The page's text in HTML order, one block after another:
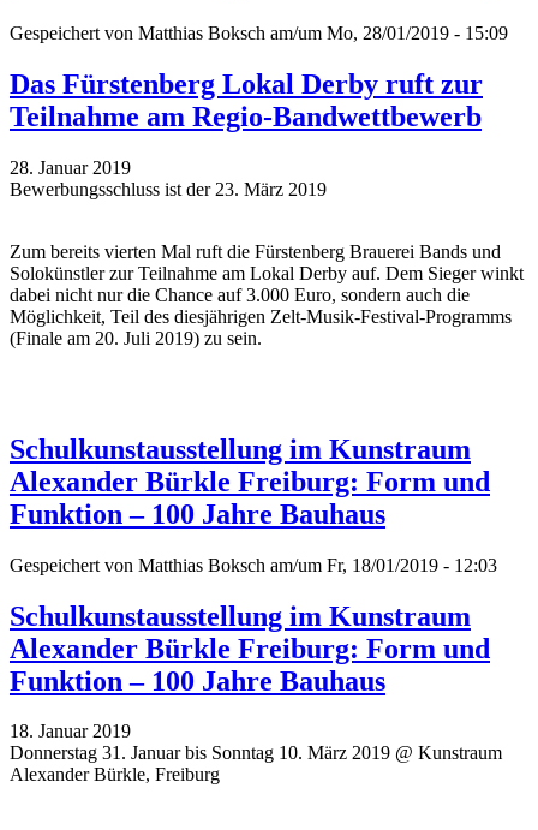
Gespeichert von Matthias Boksch am/um Mo, 28/01/2019 - 15:09
Das Fürstenberg Lokal Derby ruft zur
Teilnahme am Regio-Bandwettbewerb
28. Januar 2019
Bewerbungsschluss ist der 23. März 2019
Zum bereits vierten Mal ruft die Fürstenberg Brauerei Bands und
Solokünstler zur Teilnahme am Lokal Derby auf. Dem Sieger winkt
dabei nicht nur die Chance auf 3.000 Euro, sondern auch die
Möglichkeit, Teil des diesjährigen Zelt-Musik-Festival-Programms
(Finale am 20. Juli 2019) zu sein.
Schulkunstausstellung im Kunstraum
Alexander Bürkle Freiburg: Form und
Funktion – 100 Jahre Bauhaus
Gespeichert von Matthias Boksch am/um Fr, 18/01/2019 - 12:03
Schulkunstausstellung im Kunstraum
Alexander Bürkle Freiburg: Form und
Funktion – 100 Jahre Bauhaus
18. Januar 2019
Donnerstag 31. Januar bis Sonntag 10. März 2019 @ Kunstraum
Alexander Bürkle, Freiburg